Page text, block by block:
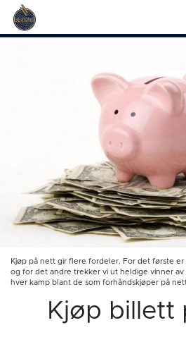
Kjøp på nett gir flere fordeler. For det første
og for det andre trekker vi ut heldige vinner av
hver kamp blant de som forhåndskjøper på
Kjøp billett